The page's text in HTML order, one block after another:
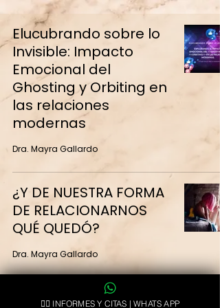
Elucubrando sobre lo
Invisible: Impacto
Emocional del
Ghosting y Orbiting en
las relaciones
modernas
Dra. Mayra Gallardo
¿Y DE NUESTRA FORMA
DE RELACIONARNOS
QUÉ QUEDÓ?
Dra. Mayra Gallardo
👉🏻 INFORMES Y CITAS | WHATS APP